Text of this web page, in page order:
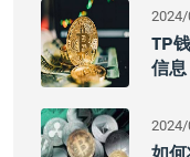
TP
信息
如